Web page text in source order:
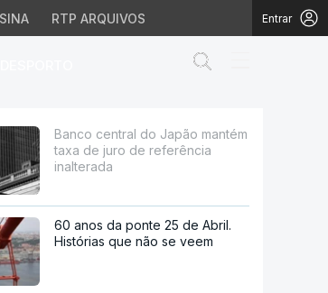
RTP ARQUIVOS Entrar
referência
Banco central do Japão mantém
taxa de juro de referência
inalterada
60 anos da ponte 25 de Abril.
Histórias que não se veem